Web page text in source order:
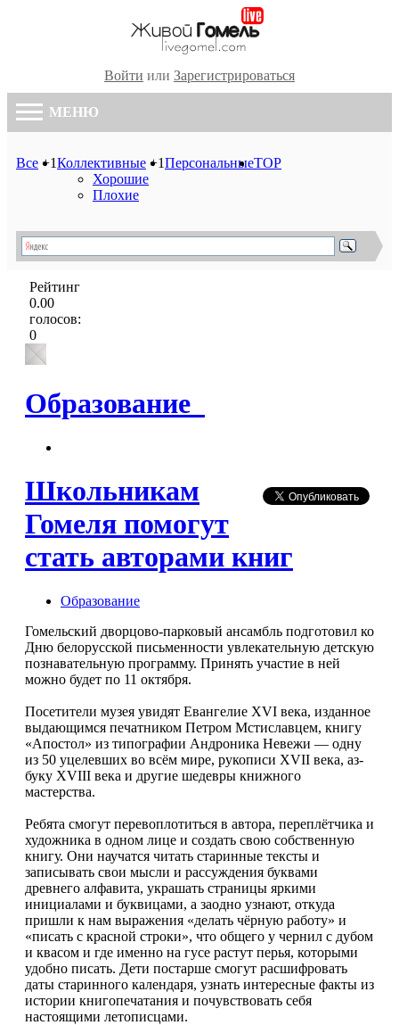
Войти или Зарегистрироваться
МЕНЮ
Все +1Коллективные +1
Хорошие
Плохие
ПерсональныеTOP
Рейтинг
0.00
голосов:
0
Образование
Школьникам
Гомеля помогут
стать авторами книг
Образование
Гомельский дворцово-парковый ансамбль подготовил ко
Дню бе­лорусской письменности увле­кательную детскую
познава­тельную программу. Принять участие в ней
можно будет по 11 октября.
Посетители музея увидят Евангелие XVI века, изданное
выдающимся печатником Петром Мстиславцем, книгу
«Апостол» из типографии Андроника Неве­жи — одну
из 50 уцелевших во всём мире, рукописи XVII века, аз­
буку XVIII века и другие шедевры книжного
мастерства.
Ребята смогут перевоплотиться в ав­тора, переплётчика и
художника в одном лице и создать свою собственную
книгу. Они научатся читать старинные тексты и
записывать свои мысли и рассуждения буквами
древнего алфавита, украшать страницы яркими
инициалами и бук­вицами, а заодно узнают, откуда
приш­ли к нам выражения «делать чёрную ра­боту» и
«писать с красной строки», что общего у чернил с дубом
и квасом и где именно на гусе растут перья, которыми
удобно писать. Дети постарше смогут расшифровать
даты старинного кален­даря, узнать интересные факты из
исто­рии книгопечатания и почувствовать се­бя
настоящими летописцами.